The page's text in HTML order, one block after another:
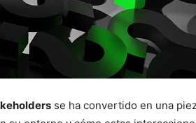
se ha convertido en una